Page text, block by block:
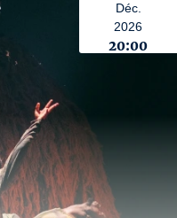
Déc.
2026
20:00